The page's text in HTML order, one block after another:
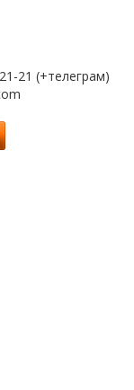
21 (+телеграм)